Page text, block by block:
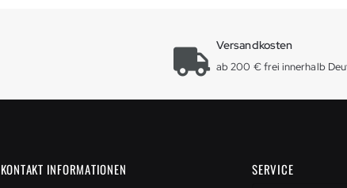
Versandkosten
ab 200 € frei innerhalb
KONTAKT INFORMATIONEN SERVICE